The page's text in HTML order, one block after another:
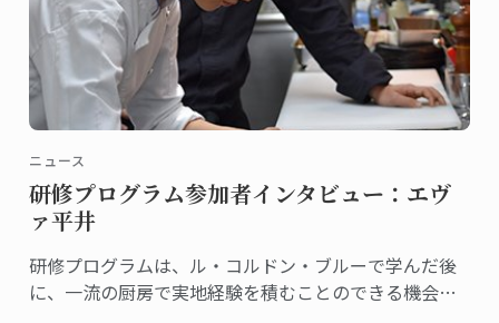
ニュース
研修プログラム参加者インタビュー：エヴ
ァ平井
研修プログラムは、ル・コルドン・ブルーで学んだ後
に、一流の厨房で実地経験を積むことのできる機会で